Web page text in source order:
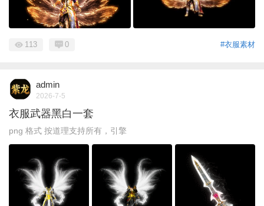
#衣服素材
113 0
admin
2026-7-5
衣服武器黑白一套
png 格式 按道理支持所有，引擎